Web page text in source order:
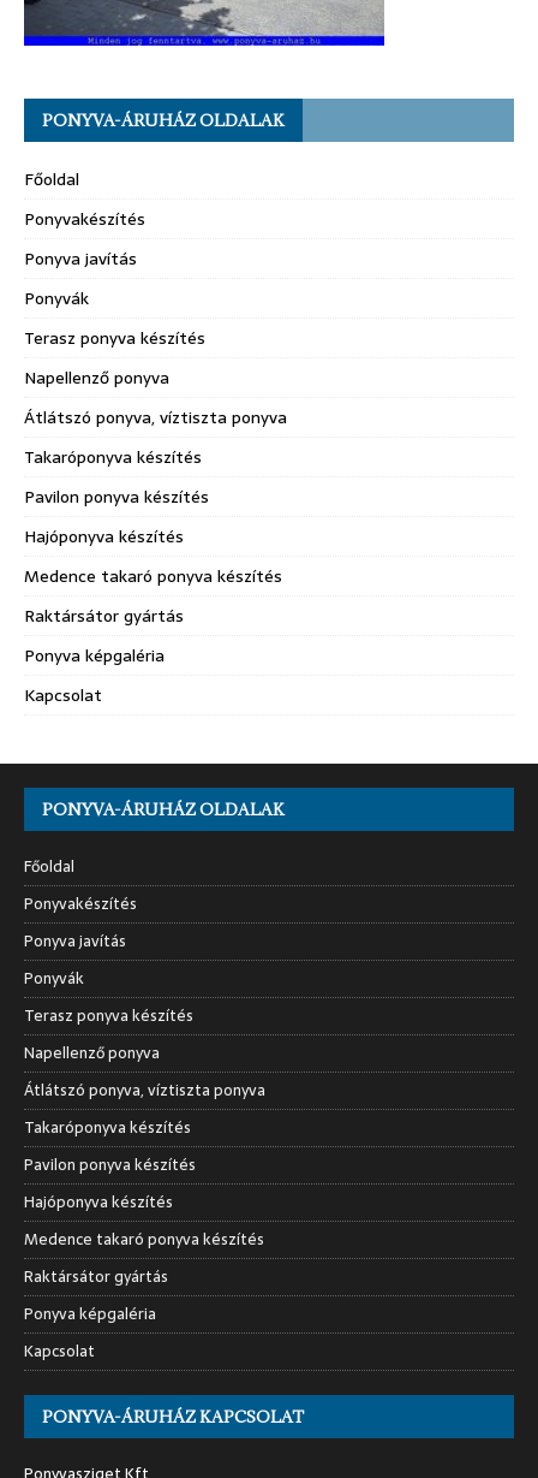
PONYVA-ÁRUHÁZ OLDALAK
Főoldal
Ponyvakészítés
Ponyva javítás
Ponyvák
Terasz ponyva készítés
Napellenző ponyva
Átlátszó ponyva, víztiszta ponyva
Takaróponyva készítés
Pavilon ponyva készítés
Hajóponyva készítés
Medence takaró ponyva készítés
Raktársátor gyártás
Ponyva képgaléria
Kapcsolat
PONYVA-ÁRUHÁZ OLDALAK
Főoldal
Ponyvakészítés
Ponyva javítás
Ponyvák
Terasz ponyva készítés
Napellenző ponyva
Átlátszó ponyva, víztiszta ponyva
Takaróponyva készítés
Pavilon ponyva készítés
Hajóponyva készítés
Medence takaró ponyva készítés
Raktársátor gyártás
Ponyva képgaléria
Kapcsolat
PONYVA-ÁRUHÁZ KAPCSOLAT